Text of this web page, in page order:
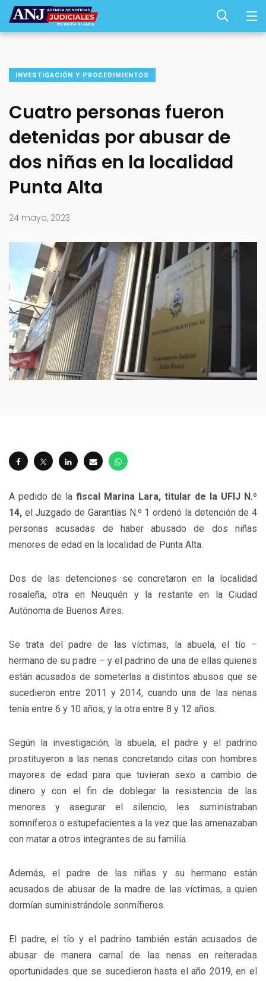
INVESTIGACIÓN Y PROCEDIMIENTOS
Cuatro personas fueron
detenidas por abusar de
dos niñas en la localidad
Punta Alta
24 mayo, 2023
A pedido de la fiscal Marina Lara, titular de la UFIJ N.º
14, el Juzgado de Garantías N.º 1 ordenó la detención de 4
personas acusadas de haber abusado de dos niñas
menores de edad en la localidad de Punta Alta.
Dos de las detenciones se concretaron en la localidad
rosaleña, otra en Neuquén y la restante en la Ciudad
Autónoma de Buenos Aires.
Se trata del padre de las víctimas, la abuela, el tío –
hermano de su padre – y el padrino de una de ellas quienes
están acusados de someterlas a distintos abusos que se
sucedieron entre 2011 y 2014, cuando una de las nenas
tenía entre 6 y 10 años; y la otra entre 8 y 12 años.
Según la investigación, la abuela, el padre y el padrino
prostituyeron a las nenas concretando citas con hombres
mayores de edad para que tuvieran sexo a cambio de
dinero y con el fin de doblegar la resistencia de las
menores y asegurar el silencio, les suministraban
somníferos o estupefacientes a la vez que las amenazaban
con matar a otros integrantes de su familia.
Además, el padre de las niñas y su hermano están
acusados de abusar de la madre de las víctimas, a quien
dormían suministrándole sonmífieros.
El padre, el tío y el padrino también están acusados de
abusar de manera carnal de las nenas en reiteradas
oportunidades que se sucedieron hasta el año 2019, en el